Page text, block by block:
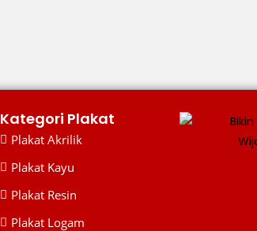
Kategori Plakat
Plakat Akrilik
Plakat Kayu
Plakat Resin
Plakat Logam